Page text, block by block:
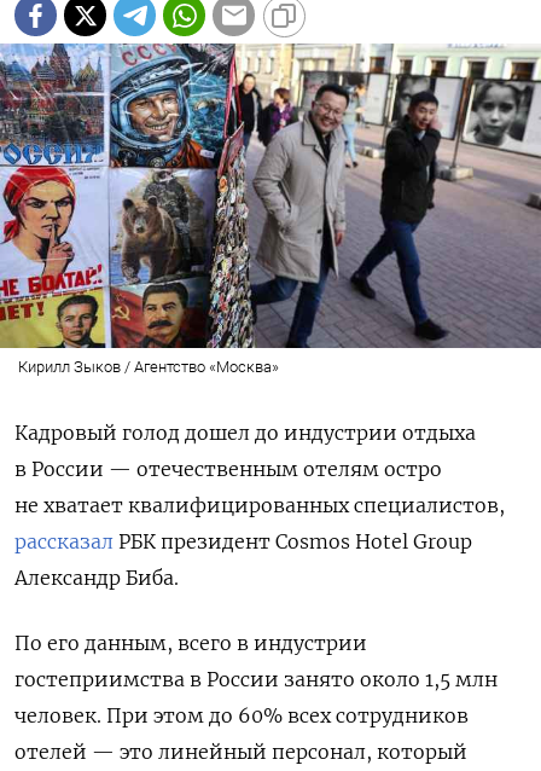
Кирилл Зыков / Агентство «Москва»
Кадровый голод дошел до индустрии отдыха
в России — отечественным отелям остро
не хватает квалифицированных специалистов,
рассказал РБК президент Cosmos Hotel Group
Александр Биба.
По его данным, всего в индустрии
гостеприимства в России занято около 1,5 млн
человек. При этом до 60% всех сотрудников
отелей — это линейный персонал, который